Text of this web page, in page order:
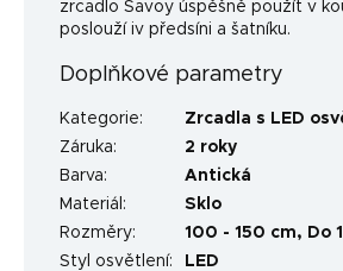
zrcadlo Savoy úspěšně použít v
poslouží iv předsíni a šatníku.
Doplňkové parametry
Kategorie:
Zrcadla s LED
Záruka:
2 roky
Barva:
Antická
Materiál :
Sklo
Rozměry:
100 - 150 cm, Do
Styl osvětlení:
LED